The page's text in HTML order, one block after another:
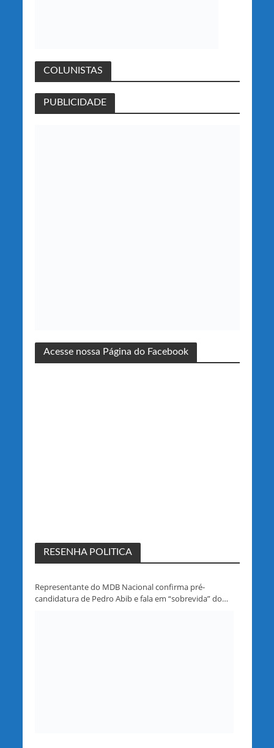
COLUNISTAS
PUBLICIDADE
Acesse nossa Página do Facebook
RESENHA POLITICA
Representante do MDB Nacional confirma pré-
candidatura de Pedro Abib e fala em “sobrevida” do